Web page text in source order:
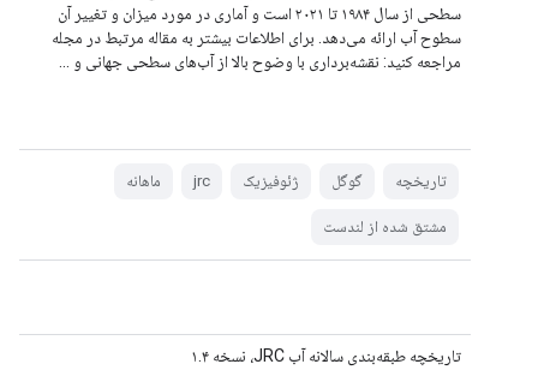
سطحی از سال ۱۹۸۴ تا ۲۰۲۱ است و آماری در مورد میزان و تغییر آن
سطوح آب ارائه می‌دهد. برای اطلاعات بیشتر به مقاله مرتبط در مجله
مراجعه کنید: نقشه‌برداری با وضوح بالا از آب‌های سطحی جهانی و ...
تاریخچه گوگل ژئوفیزیک jrc ماهانه
مشتق شده از لندست
تاریخچه طبقه‌بندی سالانه آب JRC، نسخه ۱.۴